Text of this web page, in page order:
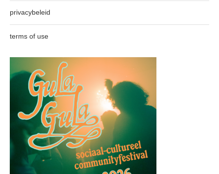
privacybeleid
terms of use